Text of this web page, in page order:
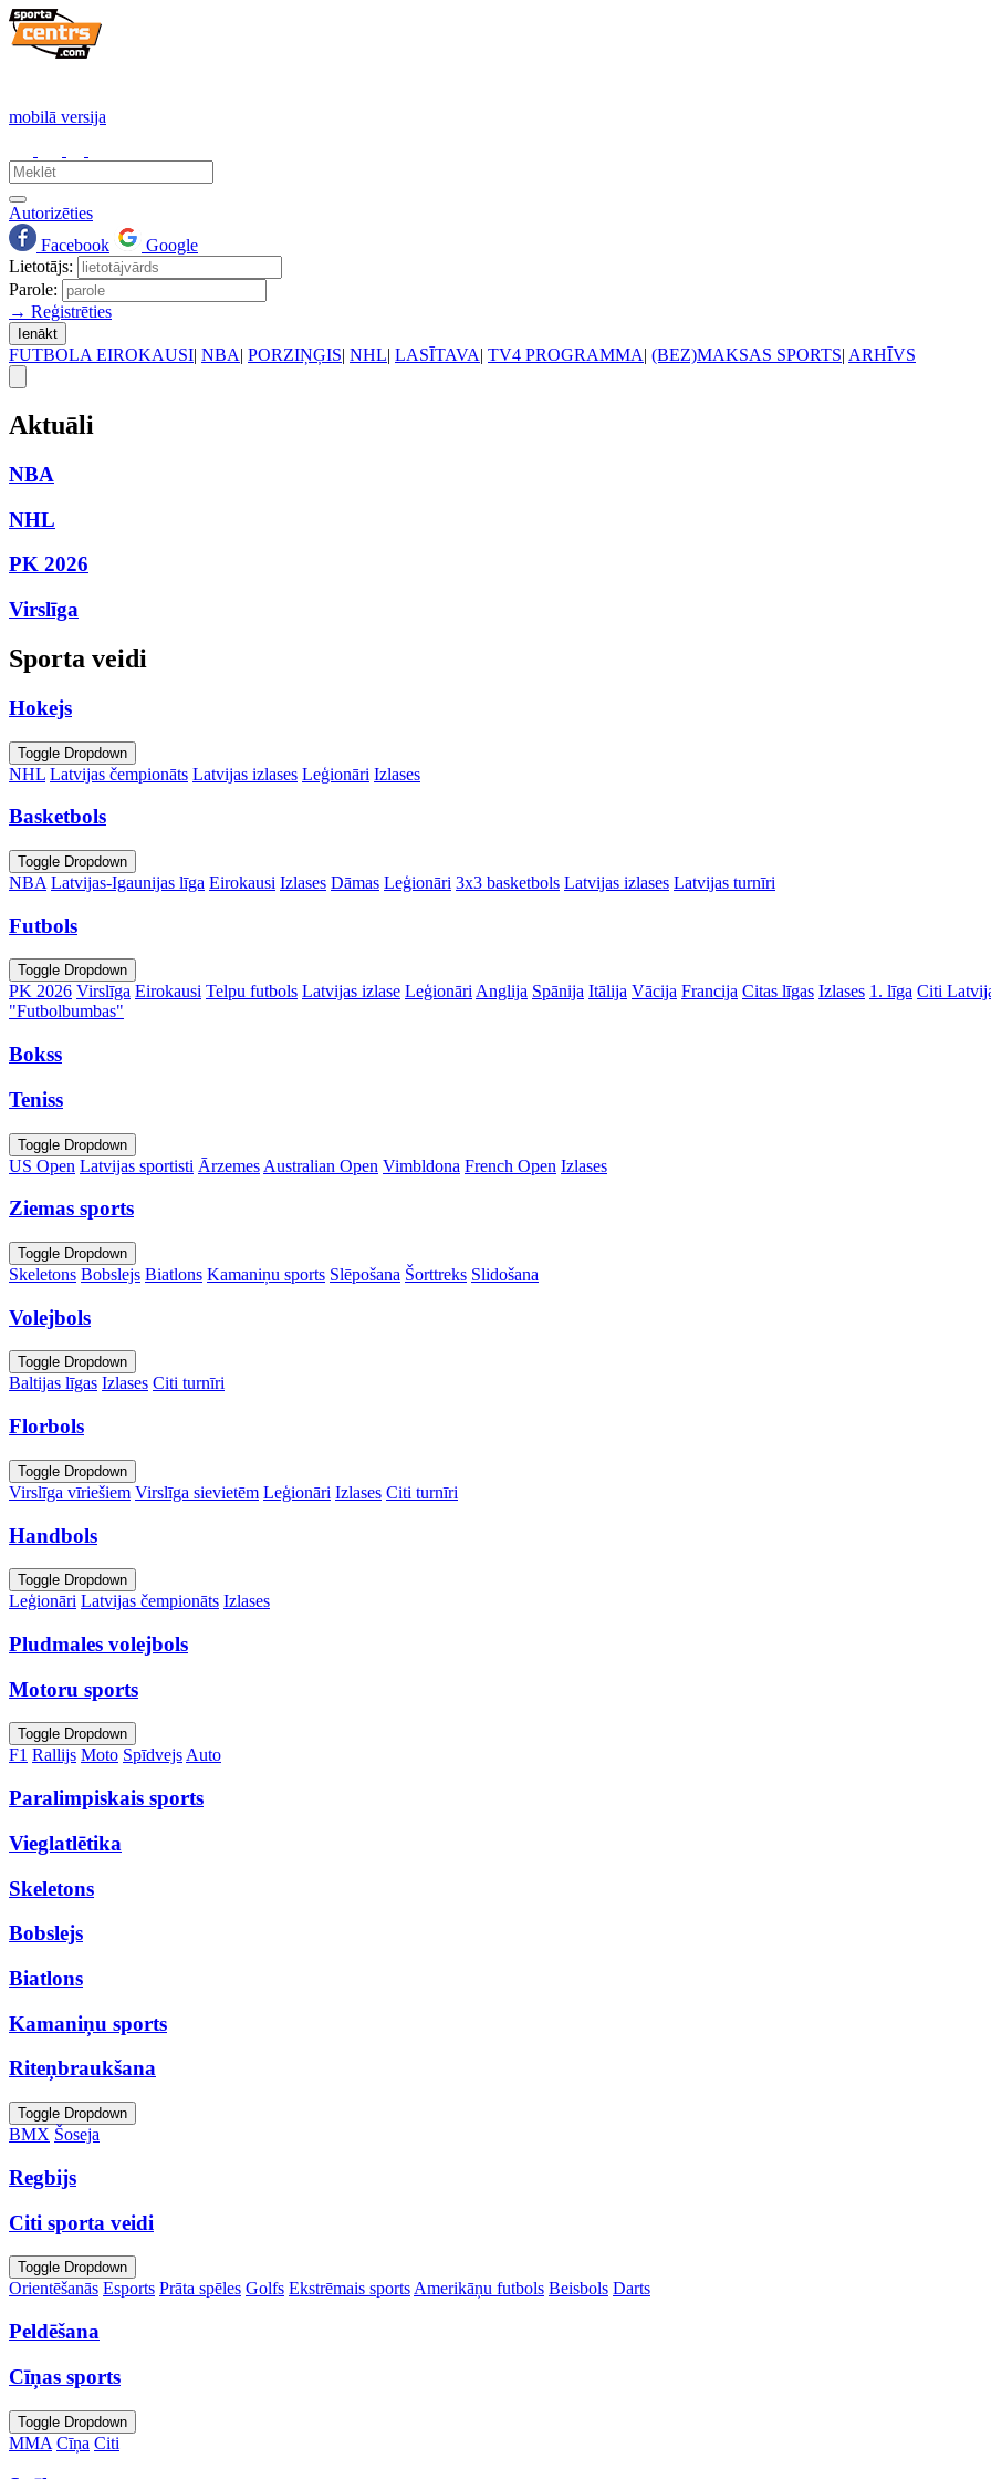
mobilā versija
Autorizēties
Facebook
Google
Lietotājs:
Parole:
→ Reģistrēties
Ienākt
FUTBOLA EIROKAUSI| NBA| PORZIŅĢIS| NHL| LASĪTAVA| TV4 PROGRAMMA| (BEZ)MAKSAS SPORTS| ARHĪVS
Aktuāli
NBA
NHL
PK 2026
Virslīga
Sporta veidi
Hokejs
Toggle Dropdown
NHL Latvijas čempionāts Latvijas izlases Leģionāri Izlases
Basketbols
Toggle Dropdown
NBA Latvijas-Igaunijas līga Eirokausi Izlases Dāmas Leģionāri 3x3 basketbols Latvijas izlases Latvijas turnīri
Futbols
Toggle Dropdown
PK 2026 Virslīga Eirokausi Telpu futbols Latvijas izlase Leģionāri Anglija Spānija Itālija Vācija Francija Citas līgas Izlases 1. līga Citi
"Futbolbumbas"
Bokss
Teniss
Toggle Dropdown
US Open Latvijas sportisti Ārzemes Australian Open Vimbldona French Open Izlases
Ziemas sports
Toggle Dropdown
Skeletons Bobslejs Biatlons Kamaniņu sports Slēpošana Šorttreks Slidošana
Volejbols
Toggle Dropdown
Baltijas līgas Izlases Citi turnīri
Florbols
Toggle Dropdown
Virslīga vīriešiem Virslīga sievietēm Leģionāri Izlases Citi turnīri
Handbols
Toggle Dropdown
Leģionāri Latvijas čempionāts Izlases
Pludmales volejbols
Motoru sports
Toggle Dropdown
F1 Rallijs Moto SpīdvejsAuto
Paralimpiskais sports
Vieglatlētika
Skeletons
Bobslejs
Biatlons
Kamaniņu sports
Riteņbraukšana
Toggle Dropdown
BMX Šoseja
Regbijs
Citi sporta veidi
Toggle Dropdown
Orientēšanās Esports Prāta spēles Golfs Ekstrēmais sports Amerikāņu futbols Beisbols Darts
Peldēšana
Cīņas sports
Toggle Dropdown
MMA Cīņa Citi